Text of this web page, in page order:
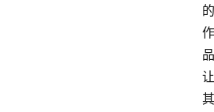
的
作
品
让
其